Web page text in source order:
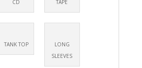
CD TAPE
TANK TOP
LONG
SLEEVES